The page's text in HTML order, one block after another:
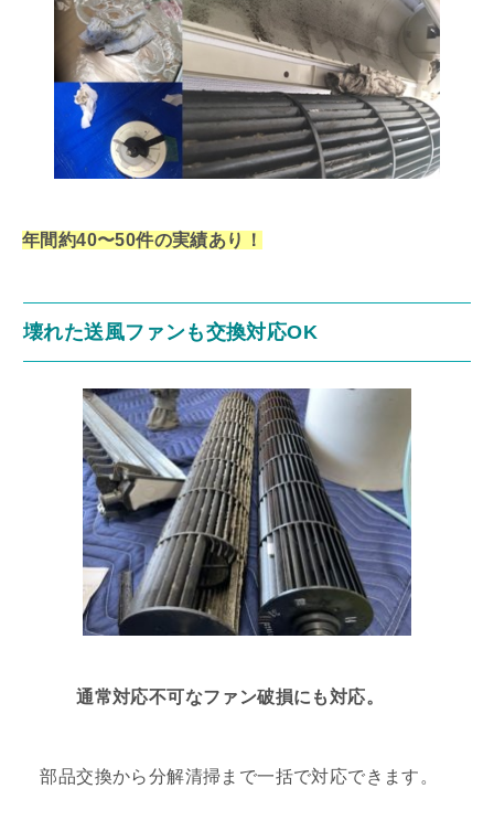
年間約40〜50件の実績あり！
壊れた送風ファンも交換対応OK
通常対応不可なファン破損にも対応。
部品交換から分解清掃まで一括で対応できます。